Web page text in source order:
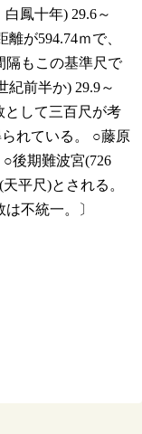
鳳十年) 29.6～
が594.74ｍで、
隔もこの基準尺で
紀前半か) 29.9～
して三百尺が考
れている。
○藤原
○後期難波宮(726
平尺)とされる。
不統一。〕